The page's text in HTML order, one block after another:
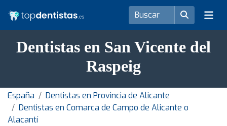
Dentistas en San Vicente del
Raspeig
España
Dentistas en Provincia de Alicante
Dentistas en Comarca de Campo de Alicante o
Alacantí